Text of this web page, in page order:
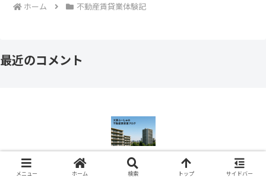
ホーム 不動産賃貸業体験記
最近のコメント
© 2024 大家ふーしゅの不動産賃貸業ブログ.
メニュー ホーム 検索 トップ サイドバー